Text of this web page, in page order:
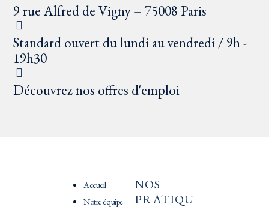
9 rue Alfred de Vigny – 75008 Paris
Standard ouvert du lundi au vendredi / 9h -
19h30
Découvrez nos offres d'emploi
Accueil
Notre équipe
NOS
PRATIQU